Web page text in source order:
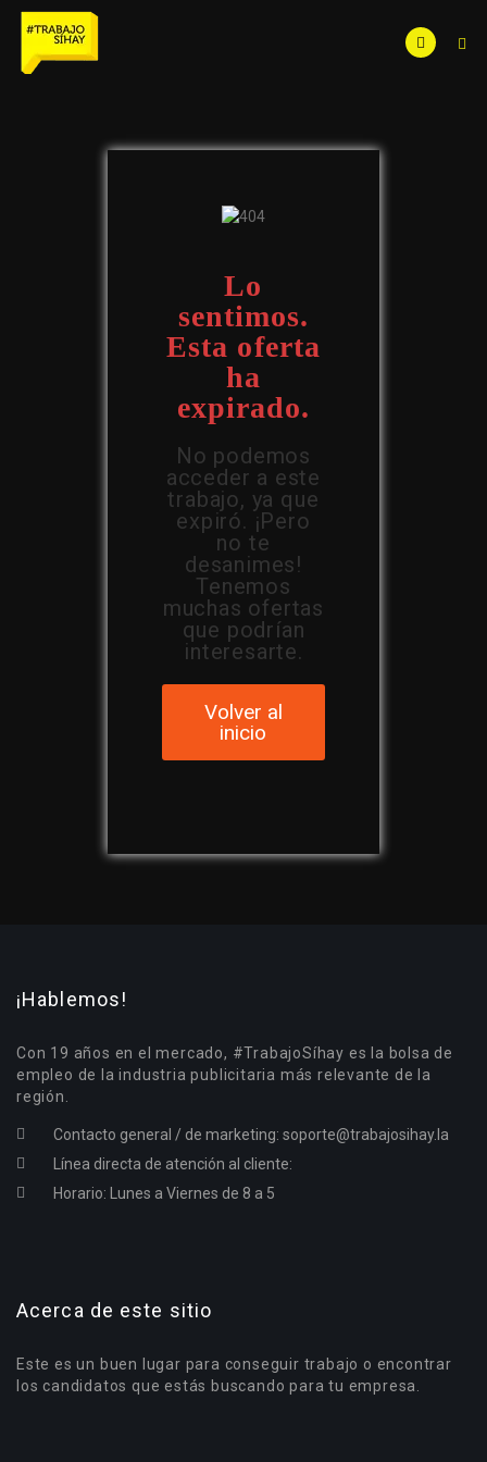
Lo
sentimos.
Esta oferta
ha
expirado.
No podemos
acceder a este
trabajo, ya que
expiró. ¡Pero
no te
desanimes!
Tenemos
muchas ofertas
que podrían
interesarte.
Volver al
inicio
¡Hablemos!
Con 19 años en el mercado, #TrabajoSíhay es la bolsa de
empleo de la industria publicitaria más relevante de la
región.
Contacto general / de marketing: soporte@trabajosihay.la
Línea directa de atención al cliente:
Horario: Lunes a Viernes de 8 a 5
Acerca de este sitio
Este es un buen lugar para conseguir trabajo o encontrar
los candidatos que estás buscando para tu empresa.